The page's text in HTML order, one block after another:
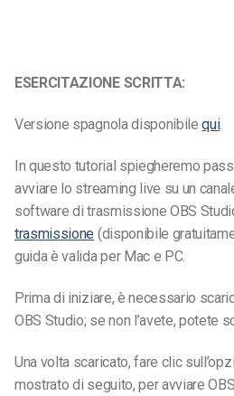
ESERCITAZIONE SCRITTA:
Versione spagnola disponibilequi.
In questo tutorial spiegheremo
avviare lo streaming live su un
software di trasmissione OBS
trasmissione (disponibile
guida è valida per Mac e PC.
Prima di iniziare, è necessario
OBS Studio; se non l’avete, potete
Una volta scaricato, fare clic
mostrato di seguito, per avviare